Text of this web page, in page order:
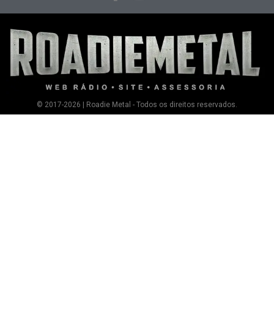
© 2017-2026 | Roadie Metal - Todos os direitos reservados.